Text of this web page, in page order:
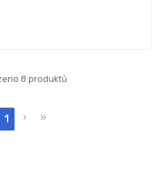
8 produktů
1 › »